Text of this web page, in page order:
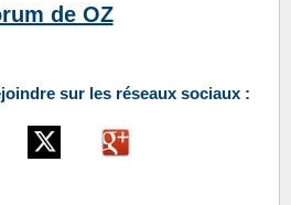
de OZ
sur les réseaux sociaux :